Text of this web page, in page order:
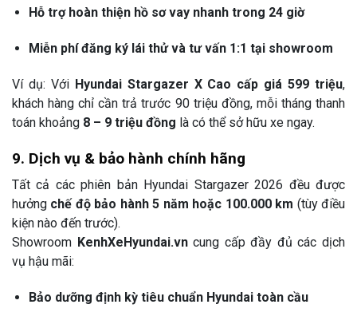
Hỗ trợ hoàn thiện hồ sơ vay nhanh trong 24 giờ
Miễn phí đăng ký lái thử và tư vấn 1:1 tại showroom
Ví dụ: Với Hyundai Stargazer X Cao cấp giá 599 triệu,
khách hàng chỉ cần trả trước 90 triệu đồng, mỗi tháng thanh
toán khoảng 8 – 9 triệu đồng là có thể sở hữu xe ngay.
9. Dịch vụ & bảo hành chính hãng
Tất cả các phiên bản Hyundai Stargazer 2026 đều được
hưởng chế độ bảo hành 5 năm hoặc 100.000 km (tùy điều
kiện nào đến trước).
Showroom KenhXeHyundai.vncung cấp đầy đủ các dịch
vụ hậu mãi:
Bảo dưỡng định kỳ tiêu chuẩn Hyundai toàn cầu